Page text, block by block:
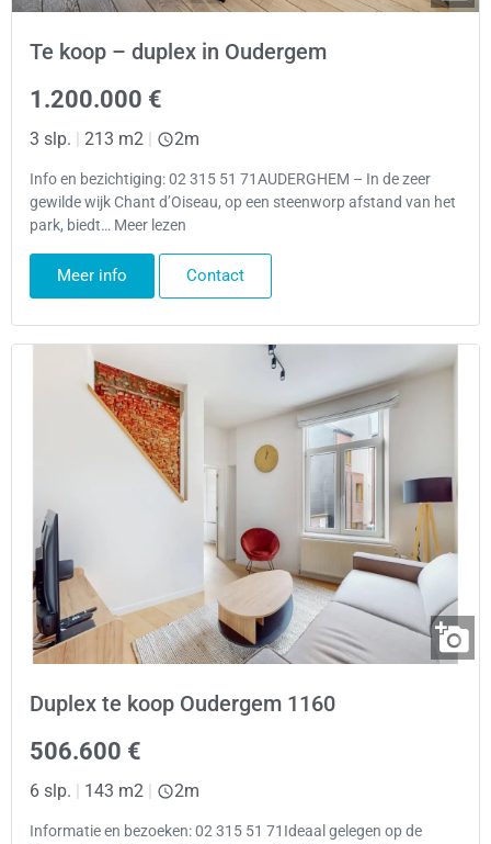
Te koop – duplex in Oudergem
1.200.000 €
3 slp. | 213 m2 | 2m
Info en bezichtiging: 02 315 51 71AUDERGHEM – In de zeer
gewilde wijk Chant d’Oiseau, op een steenworp afstand van het
park, biedt… Meer lezen
Meer info Contact
Duplex te koop Oudergem 1160
506.600 €
6 slp. | 143 m2 | 2m
Informatie en bezoeken: 02 315 51 71Ideaal gelegen op de